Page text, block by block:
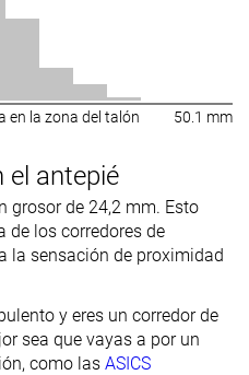
en la zona del talón 50.1 mm
el antepié
grosor de 24,2 mm. Esto
de los corredores de
la sensación de proximidad
y eres un corredor de
sea que vayas a por un
como las ASICS